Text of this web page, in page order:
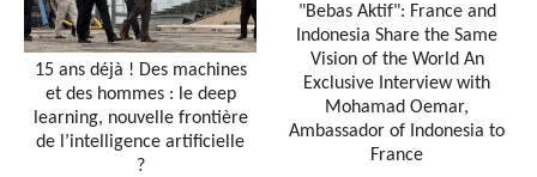
15 ans déjà ! Des machines
et des hommes : le deep
learning, nouvelle frontière
de l’intelligence artificielle
?
"Bebas Aktif": France and
Indonesia Share the Same
Vision of the World An
Exclusive Interview with
Mohamad Oemar,
Ambassador of Indonesia to
France